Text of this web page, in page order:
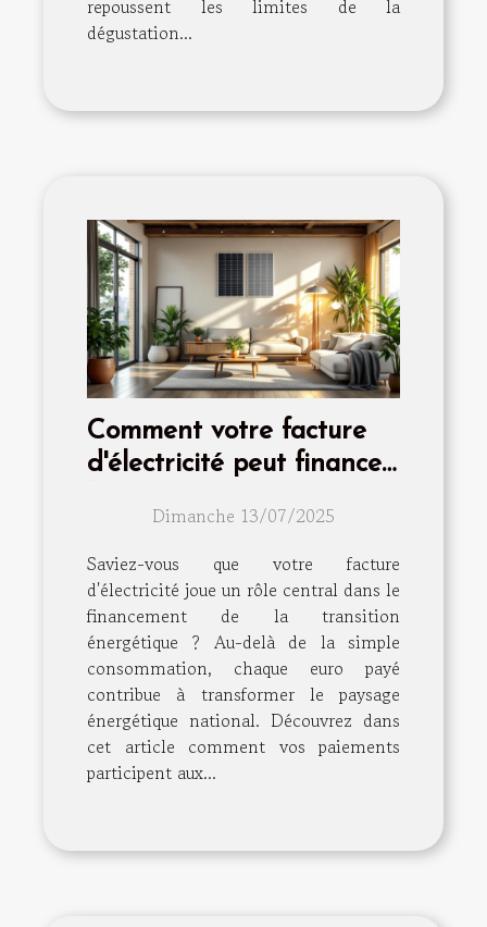
repoussent les limites de la
dégustation...
Comment votre facture
d'électricité peut financer
Dimanche 13/07/2025
Saviez-vous que votre facture
d'électricité joue un rôle central dans le
financement de la transition
énergétique ? Au-delà de la simple
consommation, chaque euro payé
contribue à transformer le paysage
énergétique national. Découvrez dans
cet article comment vos paiements
participent aux...